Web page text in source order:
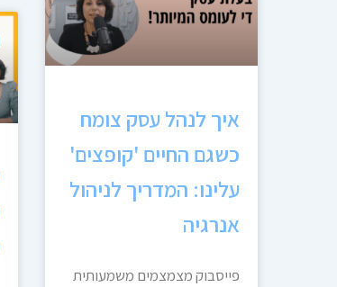
איך לנהל עסק צומח
כשגם החיים 'קופצים'
עלינו: המדריך לניהול
אנרגיה
פייסבוק מצמצמים משמעותית